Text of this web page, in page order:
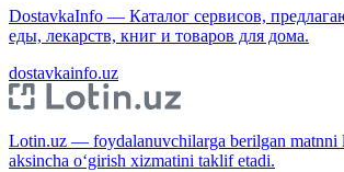
DostavkaInfo — Каталог сервисов,
еды, лекарств, книг и товаров для дома.
dostavkainfo.uz
Lotin.uz — foydalanuvchilarga berilgan matnni
aksincha o‘girish xizmatini taklif etadi.